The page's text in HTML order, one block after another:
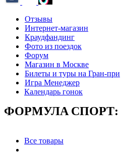
Отзывы
Интернет-магазин
Краудфандинг
Фото из поездок
Форум
Магазин в Москве
Билеты и туры на Гран-при
Игра Менеджер
Календарь гонок
ФОРМУЛА СПОРТ:
Все товары